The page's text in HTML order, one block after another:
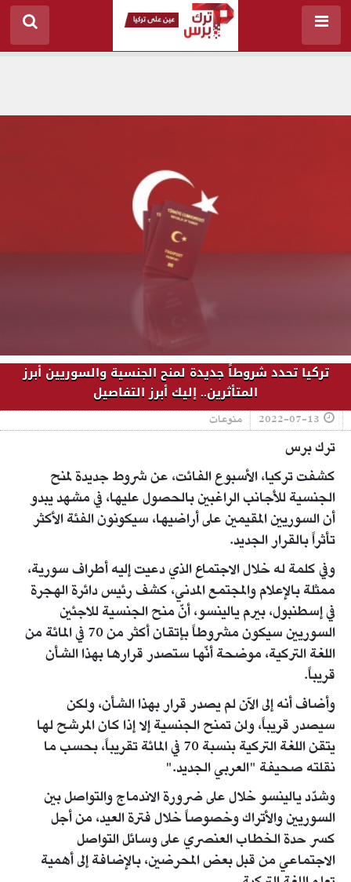
تركيا تحدد شروطاً جديدة لمنح الجنسية والسوريين أبرز
المتأثرين.. إليك أبرز التفاصيل
2022-07-13 منوعات
ترك برس
كشفت تركيا، الأسبوع الفائت، عن شروط جديدة لمنح
الجنسية للأجانب الراغبين بالحصول عليها، في مشهد يبدو
أن السوريين المقيمين على أراضيها، سيكونون الفئة الأكثر
تأثراً بالقرار الجديد.
وفي كلمة له خلال الاجتماع الذي دعيت إليه أطراف سورية،
ممثلة بالإعلام والمجتمع المدني، كشف رئيس دائرة الهجرة
في إسطنبول، بيرم يالينسو، أنّ منح الجنسية للاجئين
السوريين سيكون مشروطاً بإتقان أكثر من 70 في المائة من
اللغة التركية، موضحة أنّها ستصدر قرارها بهذا الشأن
قريباً.
وأضاف أنه إلى الآن لم يصدر قرار بهذا الشأن، ولكن
سيصدر قريباً، ولن تمنح الجنسية إلا إذا كان المرشح لها
يتقن اللغة التركية بنسبة 70 في المائة تقريباً، بحسب ما
نقلته صحيفة "العربي الجديد."
وشدّد يالينسو خلال على ضرورة الاندماج والتواصل بين
السوريين والأتراك وخصوصاً خلال فترة العيد، من أجل
كسر حدة الخطاب العنصري على وسائل التواصل
الاجتماعي من قبل بعض المحرضين، بالإضافة إلى أهمية